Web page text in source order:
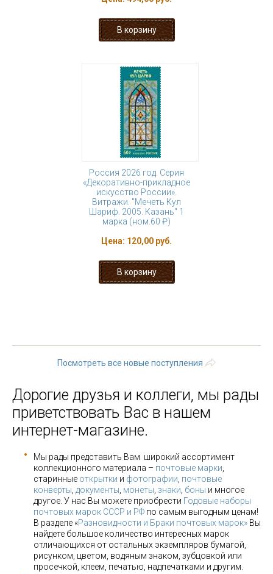
Россия 2026 год. Серия
«Декоративно-прикладное
искусство России».
Витражи. "Мечеть Кул
Шариф. 2005. Казань" 1
марка (ном.60 ₽)
Цена: 120,00 руб.
Посмотреть все новые поступления
Дорогие друзья и коллеги, мы рады
приветствовать Вас в нашем
интернет-магазине.
Мы рады представить Вам широкий ассортимент
коллекционного материала – почтовые марки
старинные открытки и фотографии почтовые
конверты документы монеты знаки боны и многое
другое. У нас Вы можете приобрести Годовые наборы
почтовых марок СССР и РФ по самым выгодным ценам!
В разделе «Разновидности и Браки почтовых марок» Вы
найдете большое количество интересных марок
отличающихся от остальных экземпляров бумагой,
рисунком, цветом, водяным знаком, зубцовкой или
просечкой, клеем, печатью, надпечатками и другим.